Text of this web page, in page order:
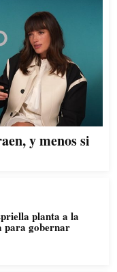
y menos si
planta a la
para gobernar